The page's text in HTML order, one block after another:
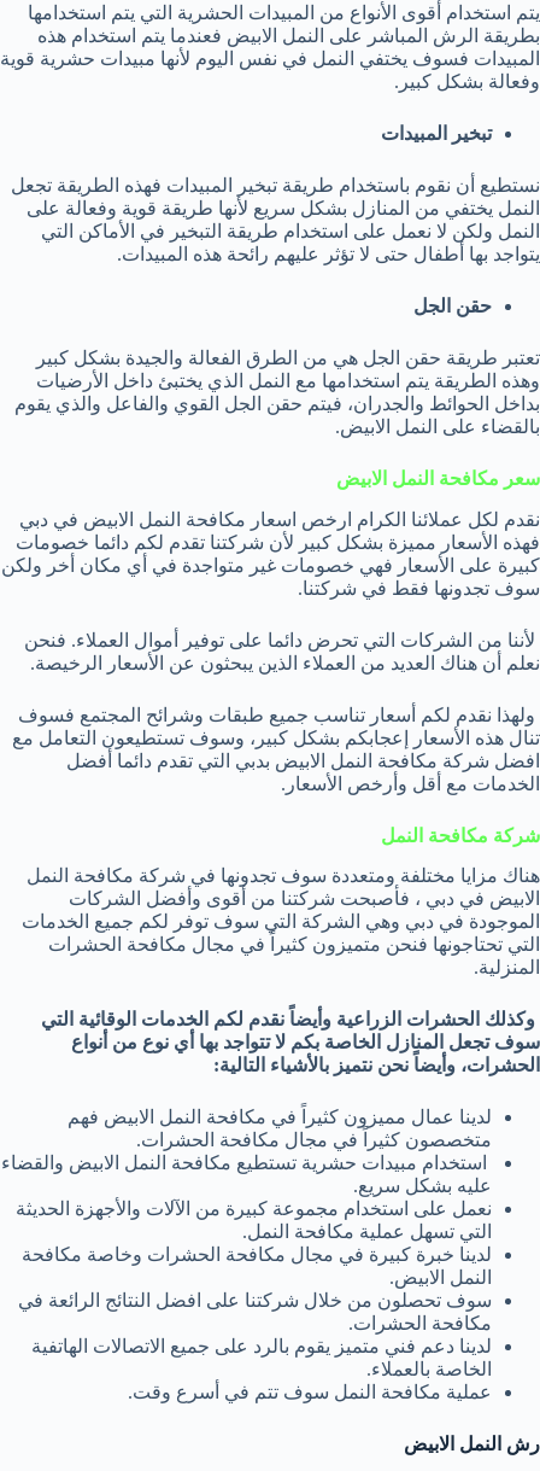
يتم استخدام أقوى الأنواع من المبيدات الحشرية التي يتم استخدامها
بطريقة الرش المباشر على النمل الابيض فعندما يتم استخدام هذه
المبيدات فسوف يختفي النمل في نفس اليوم لأنها مبيدات حشرية قوية
وفعالة بشكل كبير.
تبخير المبيدات
نستطيع أن نقوم باستخدام طريقة تبخير المبيدات فهذه الطريقة تجعل
النمل يختفي من المنازل بشكل سريع لأنها طريقة قوية وفعالة على
النمل ولكن لا نعمل على استخدام طريقة التبخير في الأماكن التي
يتواجد بها أطفال حتى لا تؤثر عليهم رائحة هذه المبيدات.
حقن الجل
تعتبر طريقة حقن الجل هي من الطرق الفعالة والجيدة بشكل كبير
وهذه الطريقة يتم استخدامها مع النمل الذي يختبئ داخل الأرضيات
بداخل الحوائط والجدران، فيتم حقن الجل القوي والفاعل والذي يقوم
بالقضاء على النمل الابيض.
سعر مكافحة النمل الابيض
نقدم لكل عملائنا الكرام ارخص اسعار مكافحة النمل الابيض في دبي
فهذه الأسعار مميزة بشكل كبير لأن شركتنا تقدم لكم دائما خصومات
كبيرة على الأسعار فهي خصومات غير متواجدة في أي مكان أخر ولكن
سوف تجدونها فقط في شركتنا.
لأننا من الشركات التي تحرض دائما على توفير أموال العملاء. فنحن
نعلم أن هناك العديد من العملاء الذين يبحثون عن الأسعار الرخيصة.
ولهذا نقدم لكم أسعار تناسب جميع طبقات وشرائح المجتمع فسوف
تنال هذه الأسعار إعجابكم بشكل كبير، وسوف تستطيعون التعامل مع
افضل شركة مكافحة النمل الابيض بدبي التي تقدم دائما أفضل
الخدمات مع أقل وأرخص الأسعار.
شركة مكافحة النمل
هناك مزايا مختلفة ومتعددة سوف تجدونها في شركة مكافحة النمل
الابيض في دبي ، فأصبحت شركتنا من أقوى وأفضل الشركات
الموجودة في دبي وهي الشركة التي سوف توفر لكم جميع الخدمات
التي تحتاجونها فنحن متميزون كثيراً في مجال مكافحة الحشرات
المنزلية.
وكذلك الحشرات الزراعية وأيضاً نقدم لكم الخدمات الوقائية التي
سوف تجعل المنازل الخاصة بكم لا تتواجد بها أي نوع من أنواع
الحشرات، وأيضاً نحن نتميز بالأشياء التالية:
لدينا عمال مميزون كثيراً في مكافحة النمل الابيض فهم
متخصصون كثيراً في مجال مكافحة الحشرات.
استخدام مبيدات حشرية تستطيع مكافحة النمل الابيض والقضاء
عليه بشكل سريع.
نعمل على استخدام مجموعة كبيرة من الآلات والأجهزة الحديثة
التي تسهل عملية مكافحة النمل.
لدينا خبرة كبيرة في مجال مكافحة الحشرات وخاصة مكافحة
النمل الابيض.
سوف تحصلون من خلال شركتنا على افضل النتائج الرائعة في
مكافحة الحشرات.
لدينا دعم فني متميز يقوم بالرد على جميع الاتصالات الهاتفية
الخاصة بالعملاء.
عملية مكافحة النمل سوف تتم في أسرع وقت.
رش النمل الابيض